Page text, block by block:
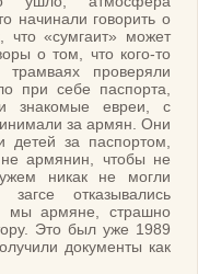
начинали говорить о
что «сумгаит» может
о том, что кого-то
проверяли
при себе паспорта,
знакомые евреи, с
за армян. Они
за паспортом,
армянин, чтобы не
никак не могли
отказывались
мы армяне, страшно
Это был уже 1989
документы как